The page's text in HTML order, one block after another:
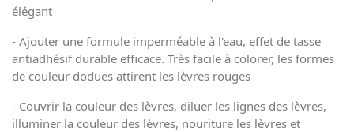
élégant
- Ajouter une formule imperméable à l'eau, effet de tasse
antiadhésif durable efficace. Très facile à colorer, les formes
de couleur dodues attirent les lèvres rouges
- Couvrir la couleur des lèvres, diluer les lignes des lèvres,
illuminer la couleur des lèvres, nouriture les lèvres et